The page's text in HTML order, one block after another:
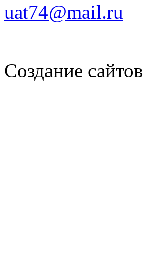
uat74@mail.ru
Создание сайтов